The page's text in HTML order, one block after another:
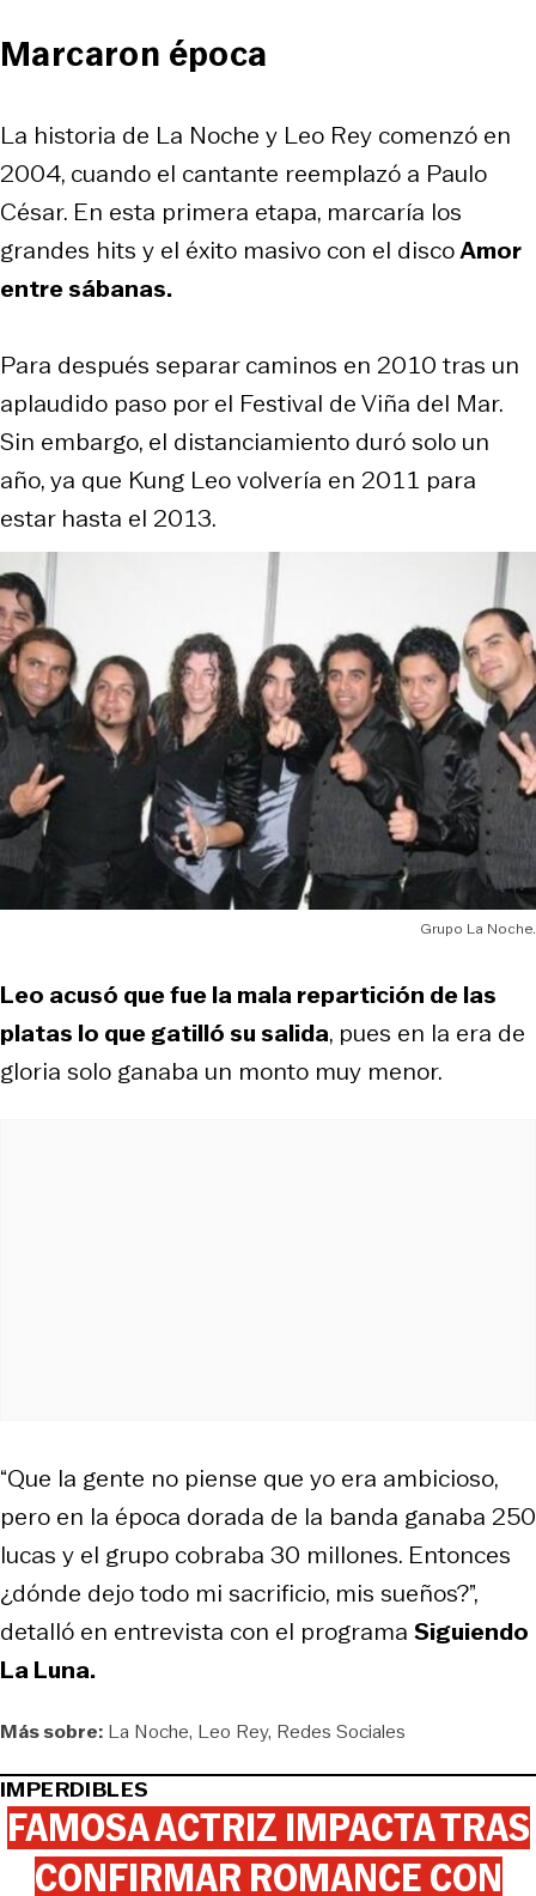
Marcaron época
La historia de La Noche y Leo Rey comenzó en
2004, cuando el cantante reemplazó a Paulo
César. En esta primera etapa, marcaría los
grandes hits y el éxito masivo con el discoAmor
entre sábanas.
Para después separar caminos en 2010 tras un
aplaudido paso por el Festival de Viña del Mar.
Sin embargo, el distanciamiento duró solo un
año, ya que Kung Leo volvería en 2011 para
estar hasta el 2013.
Grupo La Noche.
Leo acusó que fue la mala repartición de las
platas lo que gatilló su salida, pues en la era de
gloria solo ganaba un monto muy menor.
“Que la gente no piense que yo era ambicioso,
pero en la época dorada de la banda ganaba 250
lucas y el grupo cobraba 30 millones. Entonces
¿dónde dejo todo mi sacrificio, mis sueños?”,
detalló en entrevista con el programa Siguiendo
La Luna.
Más sobre: La Noche Leo Rey Redes Sociales
IMPERDIBLES
FAMOSA ACTRIZ IMPACTA TRAS
CONFIRMAR ROMANCE CON